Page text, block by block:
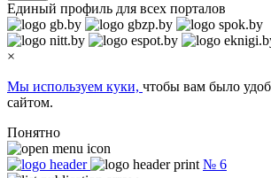
Единый профиль для всех порталов
×
Мы используем куки, чтобы вам было
сайтом.
Понятно
№ 6